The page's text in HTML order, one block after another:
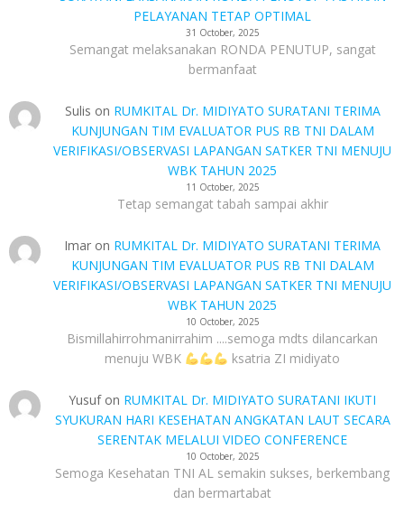
PELAYANAN TETAP OPTIMAL
31 October, 2025
Semangat melaksanakan RONDA PENUTUP, sangat
bermanfaat
Sulis on RUMKITAL Dr. MIDIYATO SURATANI TERIMA
KUNJUNGAN TIM EVALUATOR PUS RB TNI DALAM
VERIFIKASI/OBSERVASI LAPANGAN SATKER TNI MENUJU
WBK TAHUN 2025
11 October, 2025
Tetap semangat tabah sampai akhir
Imar on RUMKITAL Dr. MIDIYATO SURATANI TERIMA
KUNJUNGAN TIM EVALUATOR PUS RB TNI DALAM
VERIFIKASI/OBSERVASI LAPANGAN SATKER TNI MENUJU
WBK TAHUN 2025
10 October, 2025
Bismillahirrohmanirrahim ....semoga mdts dilancarkan
menuju WBK
ksatria ZI midiyato
Yusufon RUMKITAL Dr. MIDIYATO SURATANI IKUTI
SYUKURAN HARI KESEHATAN ANGKATAN LAUT SECARA
SERENTAK MELALUI VIDEO CONFERENCE
10 October, 2025
Semoga Kesehatan TNI AL semakin sukses, berkembang
dan bermartabat